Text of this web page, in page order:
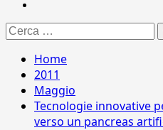
Ricerca
per:
Home
2011
Maggio
Tecnologie innovative
verso un pancreas